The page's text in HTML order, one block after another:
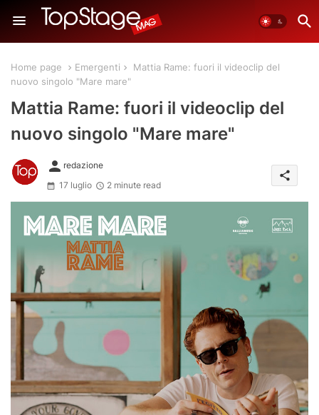
Home page Emergenti
Mattia Rame: fuori il videoclip del
nuovo singolo "Mare mare"
Mattia Rame: fuori il videoclip del
nuovo singolo "Mare mare"
person redazione
17 luglio
2 minute read
share